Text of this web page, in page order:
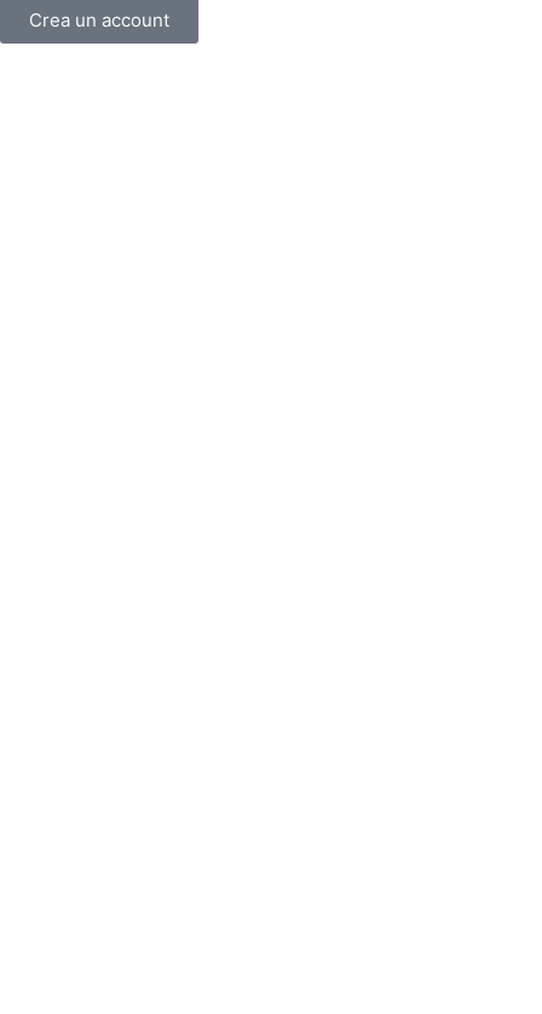
Crea un account